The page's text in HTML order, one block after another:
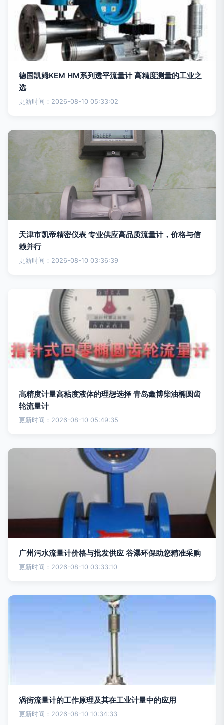
德国凯姆KEM HM系列透平流量计 高精度测量的工业之
选
更新时间：2026-08-10 05:33:02
天津市凯帝精密仪表 专业供应高品质流量计，价格与信
赖并行
更新时间：2026-08-10 03:36:39
高精度计量高粘度液体的理想选择 青岛鑫博柴油椭圆齿
轮流量计
更新时间：2026-08-10 05:49:35
广州污水流量计价格与批发供应 谷瀑环保助您精准采购
更新时间：2026-08-10 03:33:10
涡街流量计的工作原理及其在工业计量中的应用
更新时间：2026-08-10 10:34:33